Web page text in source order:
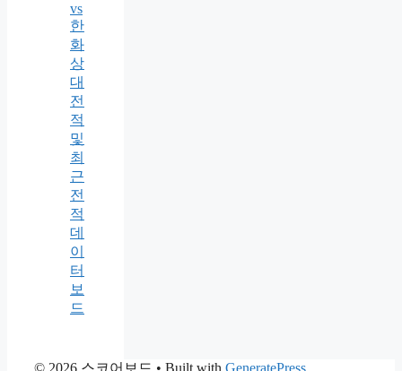
vs
한
화
상
대
전
적
및
최
근
전
적
데
이
터
보
드
© 2026 스코어보드 • Built with GeneratePress